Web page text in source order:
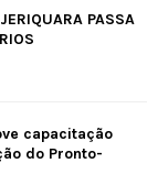
PASSA
capacitação
do Pronto-